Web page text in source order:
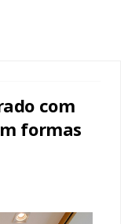
com
formas